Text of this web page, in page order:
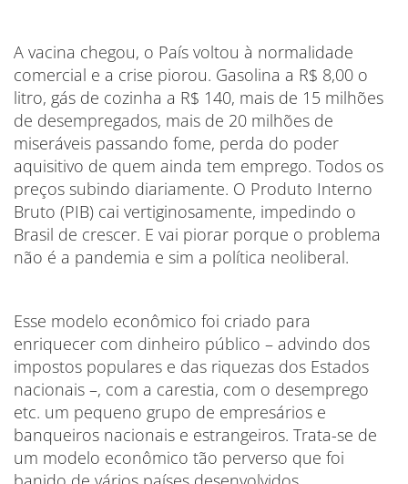
A vacina chegou, o País voltou à normalidade
comercial e a crise piorou. Gasolina a R$ 8,00 o
litro, gás de cozinha a R$ 140, mais de 15 milhões
de desempregados, mais de 20 milhões de
miseráveis passando fome, perda do poder
aquisitivo de quem ainda tem emprego. Todos os
preços subindo diariamente. O Produto Interno
Bruto (PIB) cai vertiginosamente, impedindo o
Brasil de crescer. E vai piorar porque o problema
não é a pandemia e sim a política neoliberal.
Esse modelo econômico foi criado para
enriquecer com dinheiro público – advindo dos
impostos populares e das riquezas dos Estados
nacionais –, com a carestia, com o desemprego
etc. um pequeno grupo de empresários e
banqueiros nacionais e estrangeiros. Trata-se de
um modelo econômico tão perverso que foi